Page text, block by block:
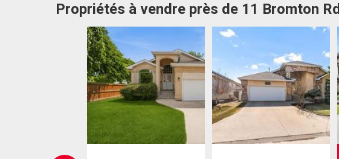
Propriétés à vendre près de 11 Bromton Rd
INSCRIPTION